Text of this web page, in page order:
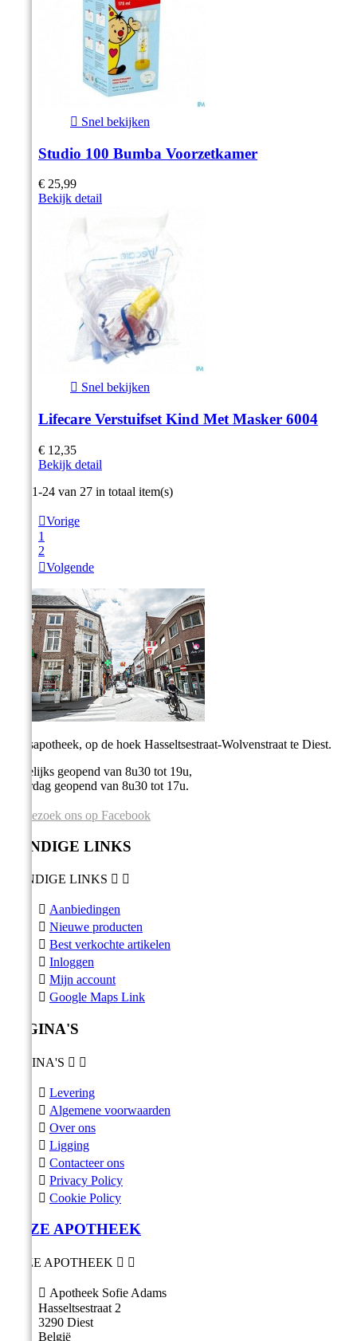
 Snel bekijken
Studio 100 Bumba Voorzetkamer
€ 25,99
Bekijk detail
 Snel bekijken
Lifecare Verstuifset Kind Met Masker 6004
€ 12,35
Bekijk detail
Item 1-24 van 27 in totaal item(s)
Vorige
1
2
Volgende
Stadsapotheek, op de hoek Hasseltsestraat-Wolvenstraat te Diest.
Dagelijks geopend van 8u30 tot 19u,
Zaterdag geopend van 8u30 tot 17u.
Bezoek ons op Facebook
HANDIGE LINKS
HANDIGE LINKS  
 Aanbiedingen
 Nieuwe producten
 Best verkochte artikelen
 Inloggen
 Mijn account
 Google Maps Link
PAGINA'S
PAGINA'S  
 Levering
 Algemene voorwaarden
 Over ons
 Ligging
 Contacteer ons
 Privacy Policy
 Cookie Policy
ONZE APOTHEEK
ONZE APOTHEEK  
 Apotheek Sofie Adams
Hasseltsestraat 2
3290 Diest
België